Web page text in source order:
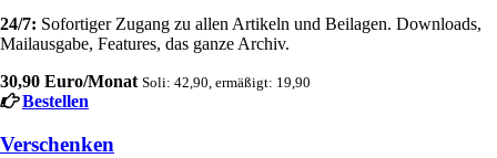
24/7: Sofortiger Zugang zu allen Artikeln und Beilagen. Downloads,
Mailausgabe, Features, das ganze Archiv.
30,90 Euro/Monat Soli: 42,90, ermäßigt: 19,90
Bestellen
Verschenken